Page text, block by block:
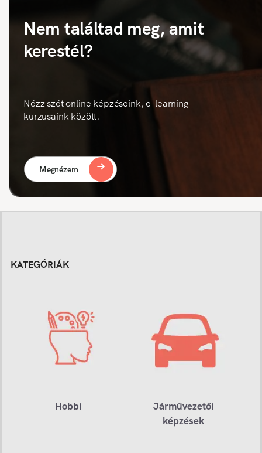
Nem találtad meg, amit
kerestél?
Nézz szét online képzéseink, e-learning
kurzusaink között.
Megnézem
KATEGÓRIÁK
Hobbi
Járművezetői
képzések